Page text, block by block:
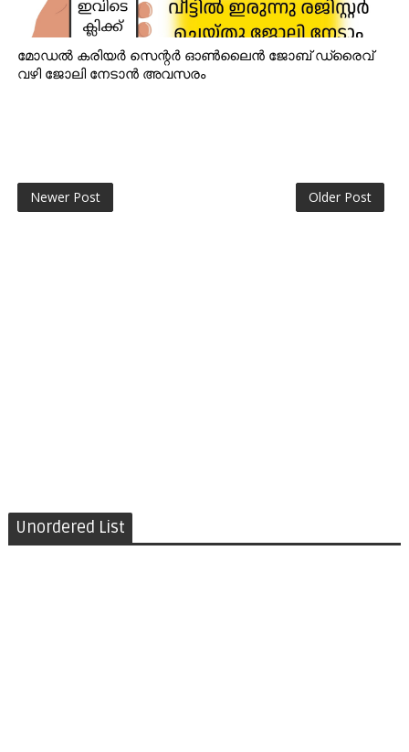
മോഡൽ കരിയർ സെന്റർ ഓൺലൈൻ ജോബ് ഡ്രൈവ്
വഴി ജോലി നേടാൻ അവസരം
Newer Post Older Post
Unordered List